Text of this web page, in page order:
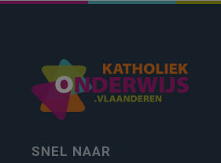
SNEL NAAR